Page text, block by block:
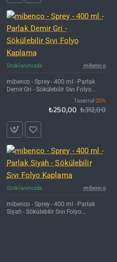
İNDIRIM'DE
Stoklarımızda mibenco
mibenco - Sprey - 400 ml - Parlak
Demir Gri - Sökülebilir Sıvı Folyo
Tasarruf-20%
₺250,00 ₺312,00
Stoklarımızda mibenco
mibenco - Sprey - 400 ml - Parlak
Siyah - Sökülebilir Sıvı Folyo